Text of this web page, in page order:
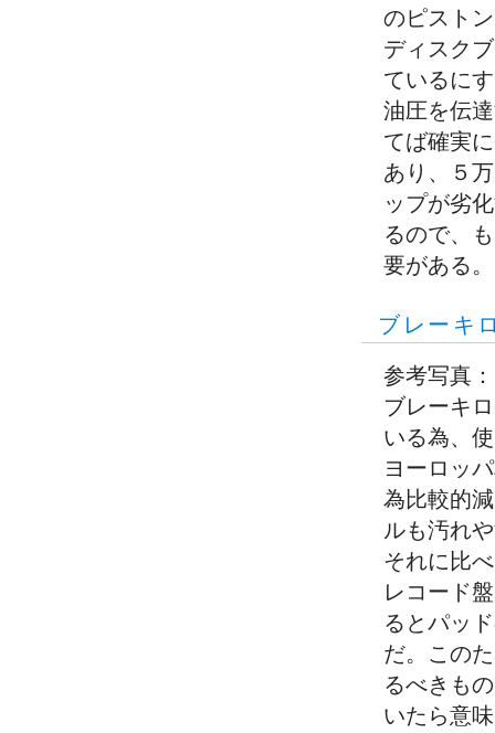
のピスト
ディスク
ているに
油圧を伝
てば確実
あり、５
ップが劣
るので、
要がある。
ブレーキ
参考写真
ブレーキ
いる為、
ヨーロッ
為比較的
ルも汚れ
それに比
レコード
るとパッ
だ。この
るべきも
いたら意